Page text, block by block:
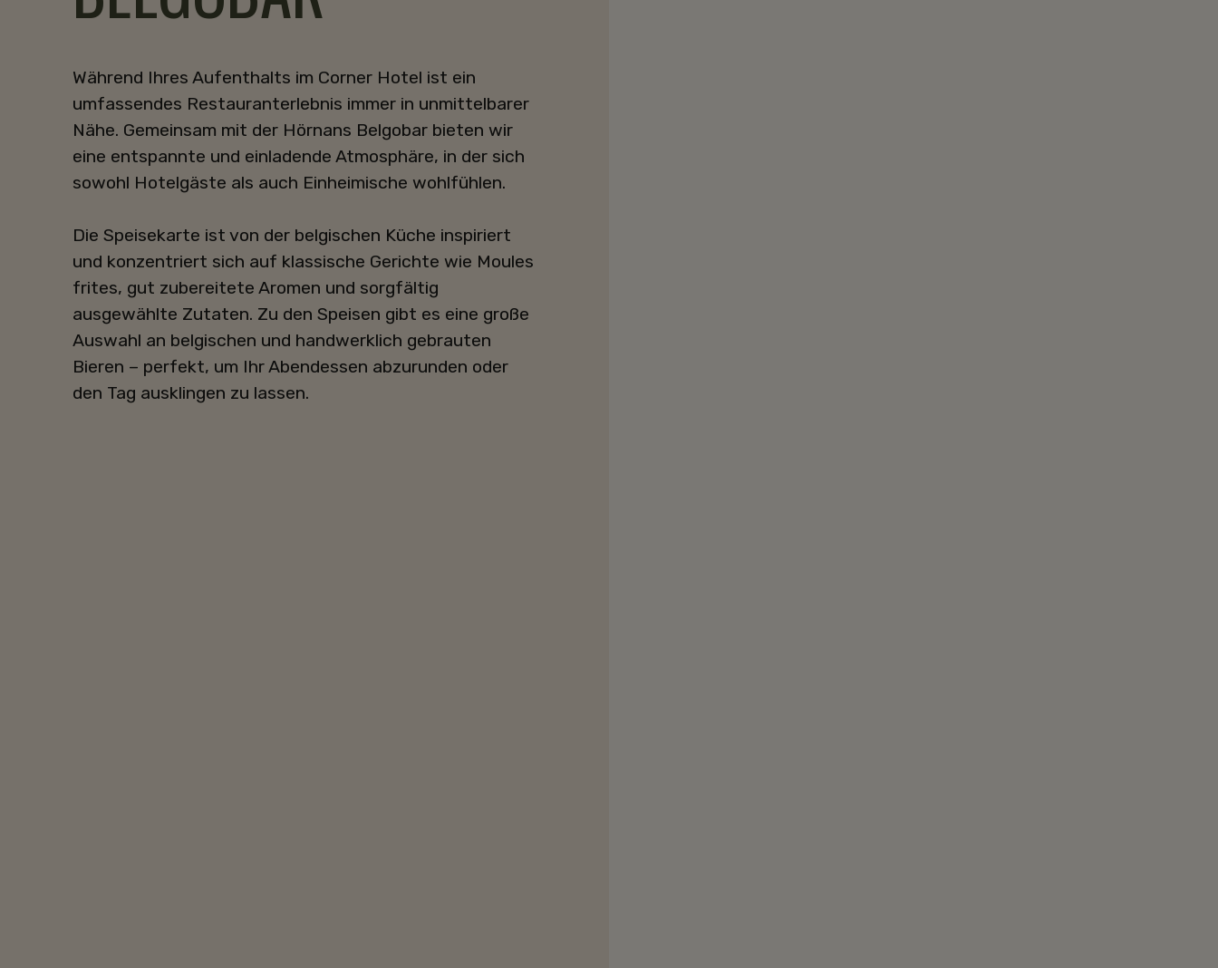
Während Ihres Aufenthalts im Corner Hotel ist ein
umfassendes Restauranterlebnis immer in unmittelbarer
Nähe. Gemeinsam mit der Hörnans Belgobar bieten wir
eine entspannte und einladende Atmosphäre, in der sich
sowohl Hotelgäste als auch Einheimische wohlfühlen.
Die Speisekarte ist von der belgischen Küche inspiriert
und konzentriert sich auf klassische Gerichte wie Moules
frites, gut zubereitete Aromen und sorgfältig
ausgewählte Zutaten. Zu den Speisen gibt es eine große
Auswahl an belgischen und handwerklich gebrauten
Bieren – perfekt, um Ihr Abendessen abzurunden oder
den Tag ausklingen zu lassen.